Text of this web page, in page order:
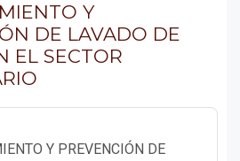
Y
DE LAVADO DE
EL SECTOR
Y PREVENCIÓN DE